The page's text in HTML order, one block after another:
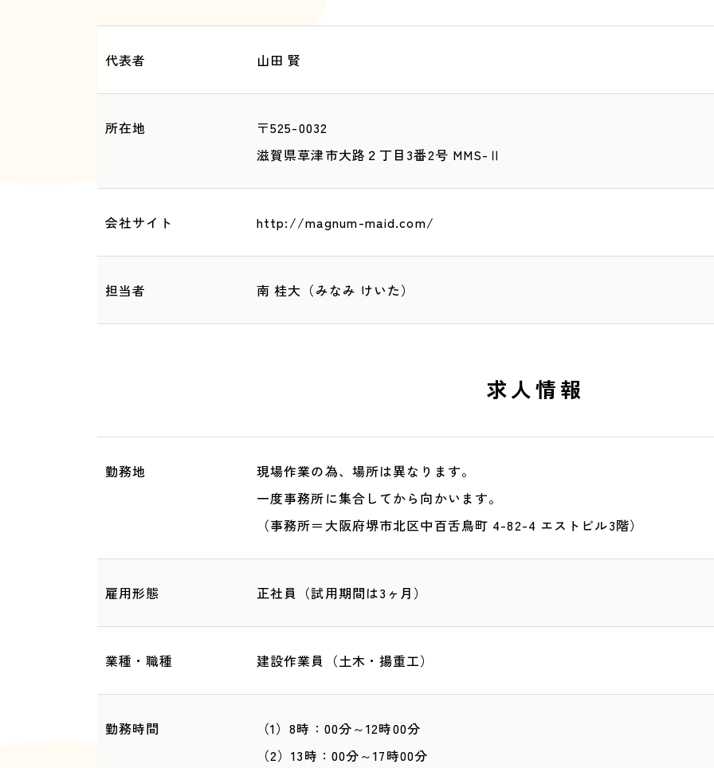
代表者 山田 賢
所在地
〒525-0032
滋賀県草津市大路２丁目3番2号 MMS-Ⅱ
会社サイト http://magnum-maid.com/
担当者 南 桂大（みなみ けいた）
求人情報
勤務地
現場作業の為、場所は異なります。
一度事務所に集合してから向かいます。
（事務所＝大阪府堺市北区中百舌鳥町 4-82-4 エストビル3階）
雇用形態 正社員（試用期間は3ヶ月）
業種・職種 建設作業員（土木・揚重工）
勤務時間
（1）8時：00分～12時00分
（2）13時：00分～17時00分